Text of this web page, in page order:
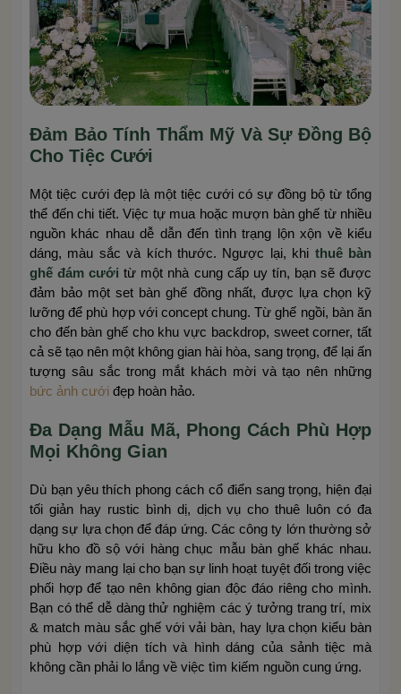
Đảm Bảo Tính Thẩm Mỹ Và Sự Đồng Bộ
Cho Tiệc Cưới
Một tiệc cưới đẹp là một tiệc cưới có sự đồng bộ từ tổng
thể đến chi tiết. Việc tự mua hoặc mượn bàn ghế từ nhiều
nguồn khác nhau dễ dẫn đến tình trạng lộn xộn về kiểu
dáng, màu sắc và kích thước. Ngược lại, khi thuê bàn
ghế đám cưới từ một nhà cung cấp uy tín, bạn sẽ được
đảm bảo một set bàn ghế đồng nhất, được lựa chọn kỹ
lưỡng để phù hợp với concept chung. Từ ghế ngồi, bàn ăn
cho đến bàn ghế cho khu vực backdrop, sweet corner, tất
cả sẽ tạo nên một không gian hài hòa, sang trọng, để lại ấn
tượng sâu sắc trong mắt khách mời và tạo nên những
bức ảnh cưới đẹp hoàn hảo.
Đa Dạng Mẫu Mã, Phong Cách Phù Hợp
Mọi Không Gian
Dù bạn yêu thích phong cách cổ điển sang trọng, hiện đại
tối giản hay rustic bình dị, dịch vụ cho thuê luôn có đa
dạng sự lựa chọn để đáp ứng. Các công ty lớn thường sở
hữu kho đồ sộ với hàng chục mẫu bàn ghế khác nhau.
Điều này mang lại cho bạn sự linh hoạt tuyệt đối trong việc
phối hợp để tạo nên không gian độc đáo riêng cho mình.
Bạn có thể dễ dàng thử nghiệm các ý tưởng trang trí, mix
& match màu sắc ghế với vải bàn, hay lựa chọn kiểu bàn
phù hợp với diện tích và hình dáng của sảnh tiệc mà
không cần phải lo lắng về việc tìm kiếm nguồn cung ứng.